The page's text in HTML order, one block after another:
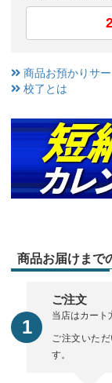
商品お預かりサ
校了とは
商品お届けまで
ご注文
当店はカート
ご注文いた
す。